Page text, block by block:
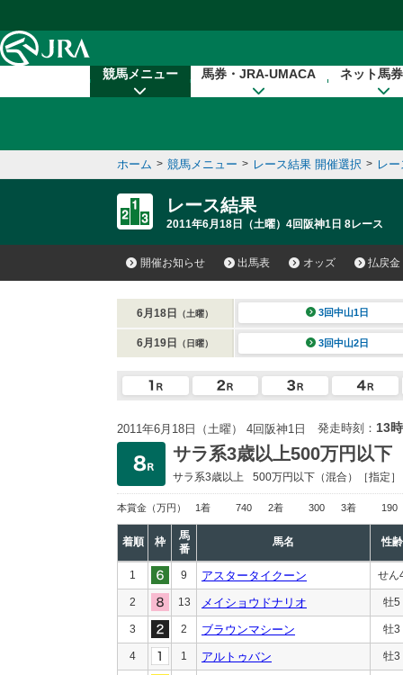
競馬メニュー 馬券・JRA-UMACA ネット馬
ホーム > 競馬メニュー > レース結果 開催選択 > レ
レース結果
2011年6月18日（土曜）4回阪神1日 8レース
開催お知らせ 出馬表 オッズ 払戻金
6月18日 （土曜） 3回中山1日
6月19日 （日曜） 3回中山2日
2011年6月18日（土曜） 4回阪神1日 発走時刻： 13
サラ系3歳以上500万円以下
サラ系3歳以上 500万円以下 （混合）［指定］
本賞金 （万円） 1着 740 2着 300 3着 190
着順 枠
馬
番
馬名 性齢
1 9 アスタータイクーン せん
2 13 メイショウドナリオ 牡5
3 2 ブラウンマシーン 牡3
4 1 アルトゥバン 牡3